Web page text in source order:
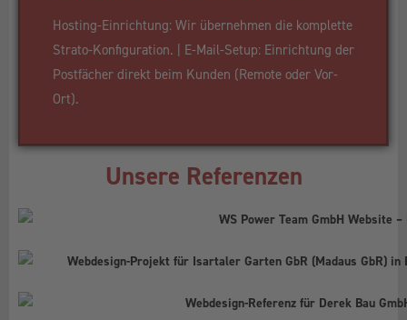
Hosting-Einrichtung: Wir übernehmen die komplette
Strato-Konfiguration. | E-Mail-Setup: Einrichtung der
Postfächer direkt beim Kunden (Remote oder Vor-
Ort).
Unsere Referenzen